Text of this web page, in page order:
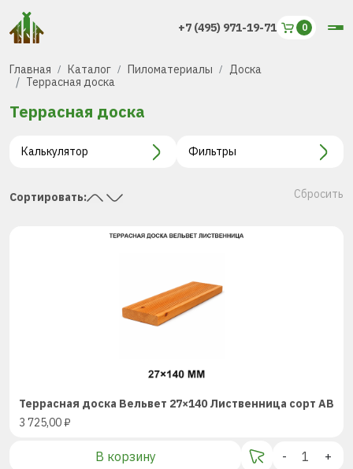
+7 (495) 971-19-71
Главная Каталог Пиломатериалы
Доска
Террасная доска
Террасная доска
Калькулятор Фильтры
Сортировать: Сбросить
Террасная доска Вельвет 27×140 Лиственница сорт AB
3 725,00₽
В корзину - +